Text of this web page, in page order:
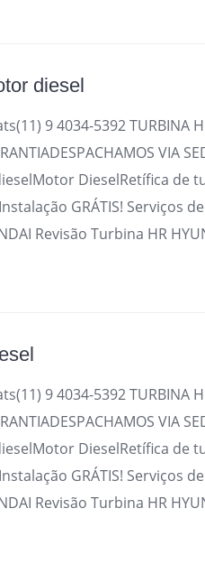
diesel
9 4034-5392 TURBINA
VIA
DieselRetífica de
GRÁTIS! Serviços
Revisão Turbina HR
9 4034-5392 TURBINA
VIA
DieselRetífica de
GRÁTIS! Serviços
Revisão Turbina HR